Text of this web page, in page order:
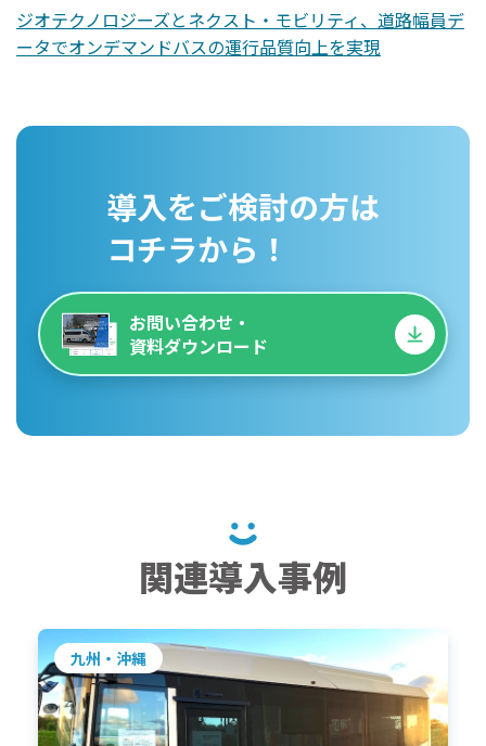
ジオテクノロジーズとネクスト・モビリティ、道路幅員デ
ータでオンデマンドバスの運行品質向上を実現
導入をご検討の方は
コチラから！
お問い合わせ・
資料ダウンロード
関連導入事例
九州・沖縄